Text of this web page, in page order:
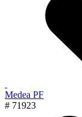
Medea PF
# 71923